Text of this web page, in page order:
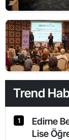
Trend
1
Edirne
Lise